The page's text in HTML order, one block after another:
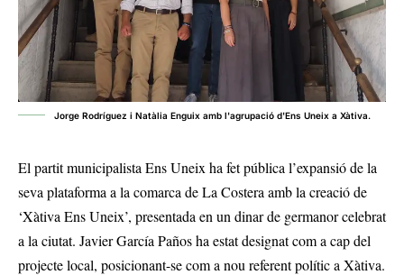
Jorge Rodríguez i Natàlia Enguix amb l'agrupació d'Ens Uneix a Xàtiva.
El partit municipalista Ens Uneix ha fet pública l’expansió de la
seva plataforma a la comarca de La Costera amb la creació de
‘Xàtiva Ens Uneix’, presentada en un dinar de germanor celebrat
a la ciutat. Javier García Paños ha estat designat com a cap del
projecte local, posicionant-se com a nou referent polític a Xàtiva.